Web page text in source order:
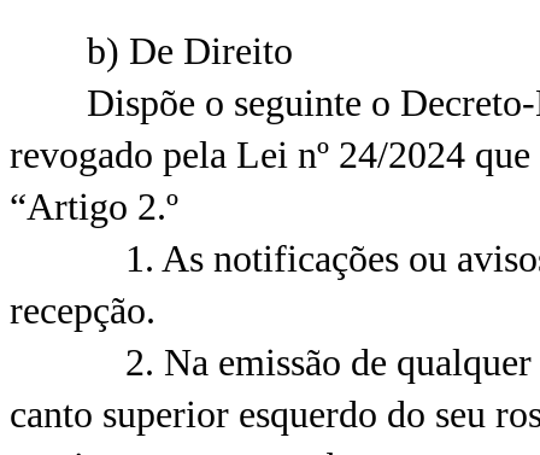
b) De Direito
Dispõe o seguinte o Decreto-
revogado pela Lei nº 24/2024
“Artigo 2.º
1. As notificações ou avisos,
recepção.
2. Na emissão de qualquer
canto superior esquerdo do seu